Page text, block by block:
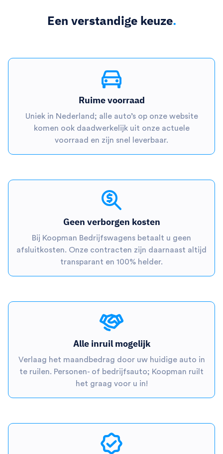
Een verstandige keuze.
Ruime voorraad
Uniek in Nederland; alle auto’s op onze website
komen ook daadwerkelijk uit onze actuele
voorraad en zijn snel leverbaar.
Geen verborgen kosten
Bij Koopman Bedrijfswagens betaalt u geen
afsluitkosten. Onze contracten zijn daarnaast altijd
transparant en 100% helder.
Alle inruil mogelijk
Verlaag het maandbedrag door uw huidige auto in
te ruilen. Personen- of bedrijfsauto; Koopman ruilt
het graag voor u in!